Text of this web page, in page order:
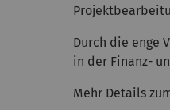
Durch die enge
in der Finanz-
Mehr Details